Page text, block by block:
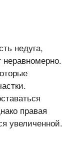
недуга,
неравномерно.
правая
увеличенной.